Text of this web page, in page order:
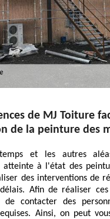
de MJ Toiture
de la peinture des
et les autres
atteinte à l'état des
des interventions de
Afin de réaliser
de contacter des
Ainsi, on peut